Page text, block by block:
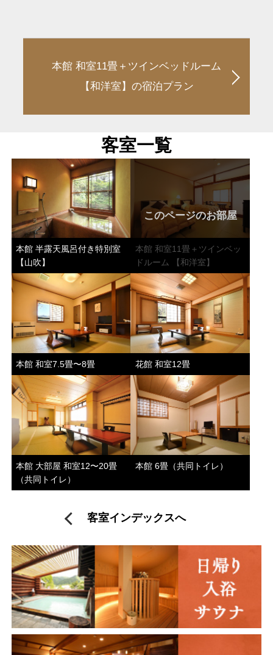
本館 和室11畳＋ツインベッドルーム
【和洋室】の宿泊プラン
客室一覧
本館 半露天風呂付き特別室
【山吹】
本館 和室11畳＋ツインベッ
ドルーム 【和洋室】
このページのお部屋
本館 和室7.5畳〜8畳 花館 和室12畳
本館 大部屋 和室12〜20畳
（共同トイレ）
本館 6畳（共同トイレ）
客室インデックスへ